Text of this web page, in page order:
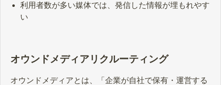
利用者数が多い媒体では、発信した情報が埋もれやす
い
オウンドメディアリクルーティング
オウンドメディアとは、「企業が自社で保有・運営する